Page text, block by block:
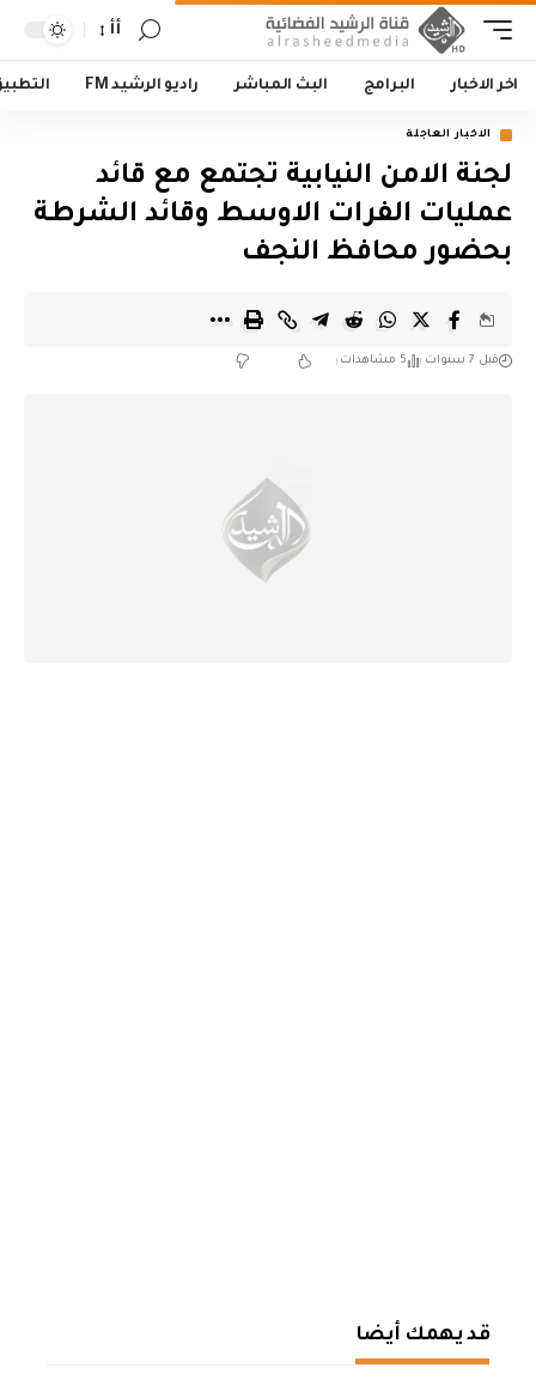
أأ
اخر الاخبار البرامج البث المباشر راديو الرشيد FM
الاخبار العاجلة
لجنة الامن النيابية تجتمع مع قائد
عمليات الفرات الاوسط وقائد الشرطة
بحضور محافظ النجف
قبل 7 سنوات 5 مشاهدات
قد يهمك أيضا